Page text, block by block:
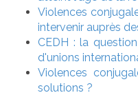
Violences
intervenir auprès
CEDH : la
d'unions
Violences
solutions ?